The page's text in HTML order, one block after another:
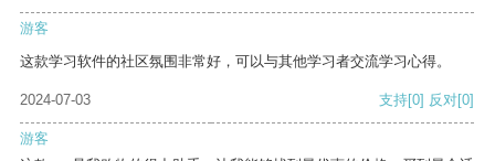
游客
这款学习软件的社区氛围非常好，可以与其他学习者交流学习心得。
2024-07-03 支持[0] 反对[0]
游客